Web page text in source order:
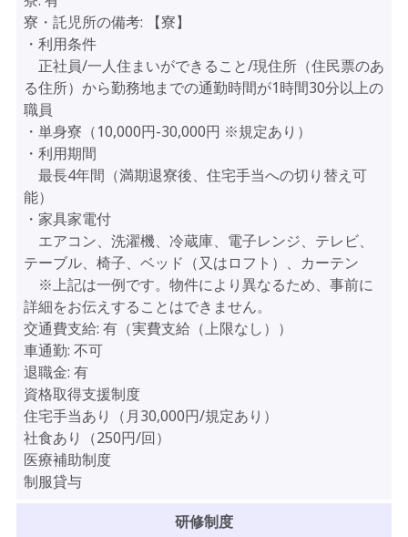
寮・託児所の備考:
【寮】
・利用条件
正社員/一人住まいができること/現住所（住民票のあ
る住所）から勤務地までの通勤時間が1時間30分以上の
職員
・単身寮（10,000円-30,000円 ※規定あり）
・利用期間
最長4年間（満期退寮後、住宅手当への切り替え可
能）
・家具家電付
エアコン、洗濯機、冷蔵庫、電子レンジ、テレビ、
テーブル、椅子、ベッド（又はロフト）、カーテン
※上記は一例です。物件により異なるため、事前に
詳細をお伝えすることはできません。
交通費支給: 有（実費支給（上限なし））
車通勤: 不可
退職金: 有
資格取得支援制度
住宅手当あり（月30,000円/規定あり）
社食あり（250円/回）
医療補助制度
制服貸与
研修制度